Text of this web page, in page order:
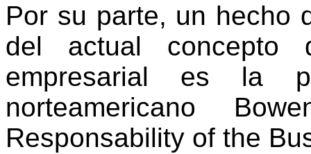
Por su parte, un hecho
del actual
empresarial es la
norteamericano
Responsability of the